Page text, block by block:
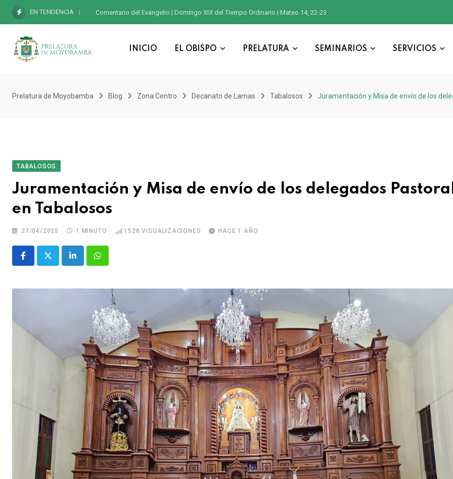
EN TENDENCIA Comentario del Evangelio | Domingo XIX del Tiempo Ordinario | Mateo 14, 22-23
INICIO EL OBISPO PRELATURA SEMINARIOS SERVICIOS
Prelatura de Moyobamba Blog Zona Centro Decanato de Lamas Tabalosos Juramentación y Misa de envío de los
TABALOSOS
Juramentación y Misa de envío de los delegados
en Tabalosos
27/04/2025 1 MINUTO 1528 VISUALIZACIONES HACE 1 AÑO